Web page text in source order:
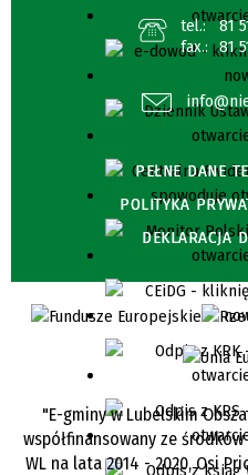
tel.:
81
fax.:
81
PEŁNE DANE
POLITYKA
DEKLARACJA
"E-gminy w Lubelskim
współfinansowany ze
WL na lata 2014 - 2020, Osi